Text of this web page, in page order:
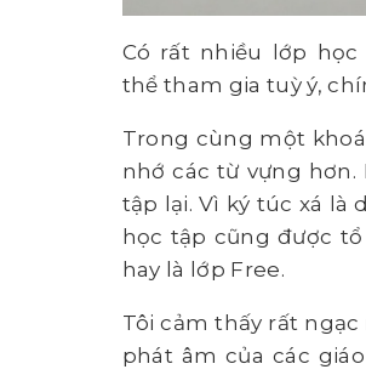
Có rất nhiều lớp
thể tham gia tuỳ ý,
Trong cùng một
nhớ các từ vựng
tập lại. Vì ký túc xá là
học tập cũng được
hay là lớp Free.
Tôi cảm thấy rất ngạc
phát âm của các